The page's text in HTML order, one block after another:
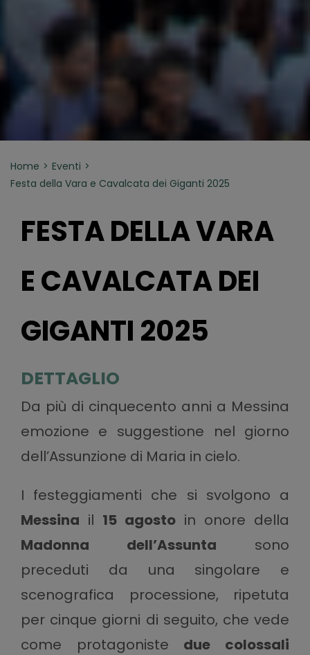
Home
Eventi
Festa della Vara e Cavalcata dei Giganti 2025
FESTA DELLA VARA
E CAVALCATA DEI
GIGANTI 2025
DETTAGLIO
Da più di cinquecento anni a Messina
emozione e suggestione nel giorno
dell’Assunzione di Maria in cielo.
I festeggiamenti che si svolgono a
Messina il 15 agosto in onore della
Madonna dell’Assunta sono
preceduti da una singolare e
scenografica processione, ripetuta
per cinque giorni di seguito, che vede
come protagoniste due colossali